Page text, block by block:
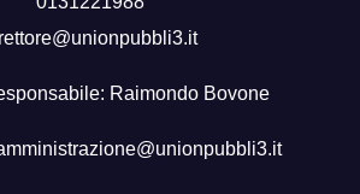
Raimondo Bovone